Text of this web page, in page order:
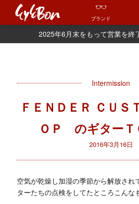
ブランド
2025年6月末をもって営業を終
Intermission
ＦＥＮＤＥＲ ＣＵ
ＯＰ のギターＴ
2016年3月16日
空気が乾燥し加湿の季節から解放され
ターたちの点検をしてたところこんな